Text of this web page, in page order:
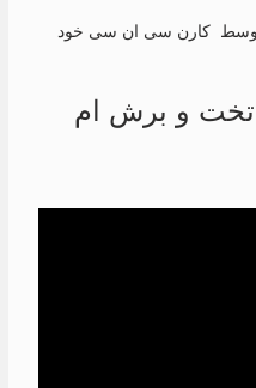
توسط کارن سی ان سی خود
و برش ام